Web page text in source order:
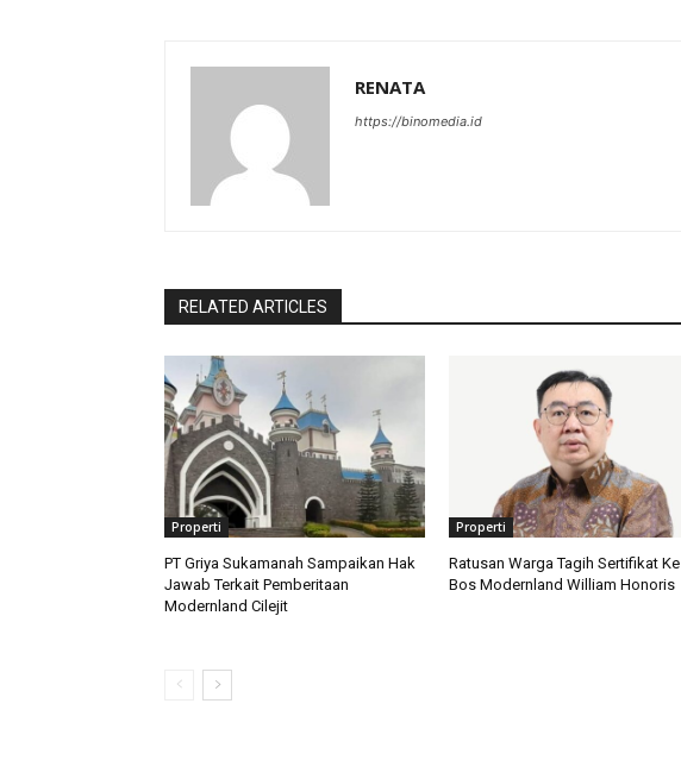
RENATA
https://binomedia.id
RELATED ARTICLES
Properti
PT Griya Sukamanah Sampaikan Hak
Jawab Terkait Pemberitaan
Modernland Cilejit
Properti
Ratusan Warga Tagih Sertifikat Ke
Bos Modernland William Honoris